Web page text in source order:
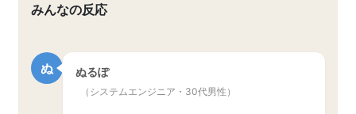
みんなの反応
ぬ ぬるぽ
（システムエンジニア・30代男性）